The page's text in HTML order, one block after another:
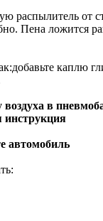
распылитель от
Пена ложится
каплю
в
инструкция
автомобиль